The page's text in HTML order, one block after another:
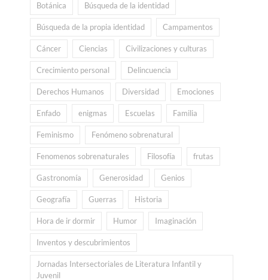
Botánica Búsqueda de la identidad
Búsqueda de la propia identidad Campamentos
Cáncer Ciencias Civilizaciones y culturas
Crecimiento personal Delincuencia
Derechos Humanos Diversidad Emociones
Enfado enigmas Escuelas Familia
Feminismo Fenómeno sobrenatural
Fenomenos sobrenaturales Filosofía frutas
Gastronomía Generosidad Genios
Geografía Guerras Historia
Hora de ir dormir Humor Imaginación
Inventos y descubrimientos
Jornadas Intersectoriales de Literatura Infantil y
Juvenil